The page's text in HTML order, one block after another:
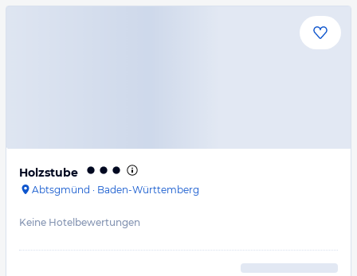
Holzstube
Abtsgmünd · Baden-Württemberg
Keine Hotelbewertungen